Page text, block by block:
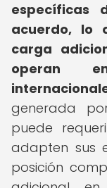
específicas
acuerdo, lo
carga
operan
generada
puede
adapten sus
posición